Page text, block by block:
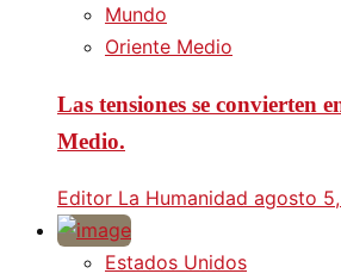
Mundo
Oriente Medio
Las tensiones se convierten
Medio.
Editor La Humanidad agosto
Estados Unidos